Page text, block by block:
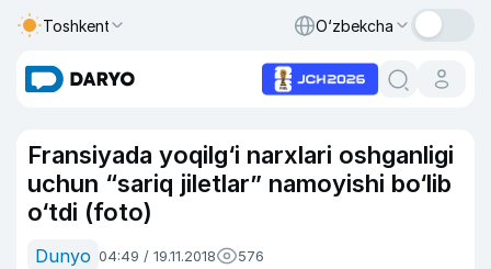
Toshkent O‘zbekcha
Fransiyada yoqilg‘i narxlari oshganligi
uchun “sariq jiletlar” namoyishi bo‘lib
o‘tdi (foto)
Dunyo 04:49 / 19.11.2018 576